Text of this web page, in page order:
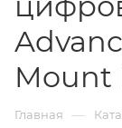
Mount
Главная —